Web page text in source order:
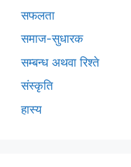
सफलता
समाज-सुधारक
सम्बन्ध अथवा रिश्ते
संस्कृति
हास्य